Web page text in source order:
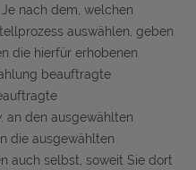
nach dem, welchen
auswählen, geben
die hierfür erhobenen
beauftragte
an den ausgewählten
die ausgewählten
auch selbst, soweit Sie dort